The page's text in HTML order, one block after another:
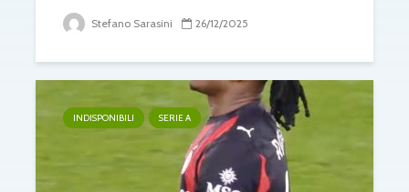
Stefano Sarasini 26/12/2025
INDISPONIBILI SERIE A